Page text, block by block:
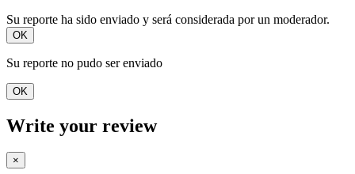
Su reporte ha sido enviado y será considerada por un moderador.
OK
Su reporte no pudo ser enviado
OK
Write your review
×